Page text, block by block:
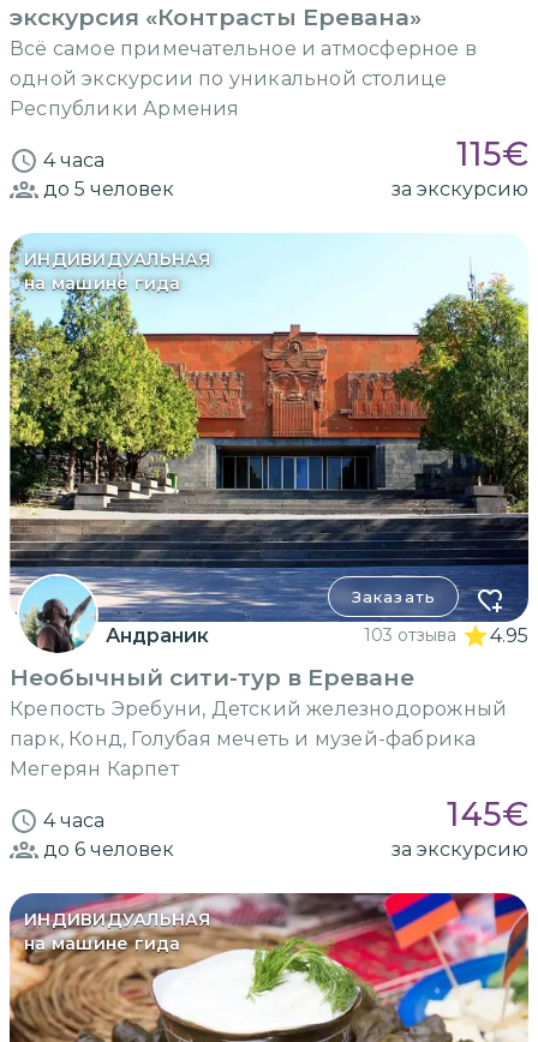
экскурсия «Контрасты Еревана»
Всё самое примечательное и атмосферное в
одной экскурсии по уникальной столице
Республики Армения
4 часа 115€
до 5 человек за экскурсию
ИНДИВИДУАЛЬНАЯ
на машине гида
Заказать
Андраник 103 отзыва 4.95
Необычный сити-тур в Ереване
Крепость Эребуни, Детский железнодорожный
парк, Конд, Голубая мечеть и музей-фабрика
Мегерян Карпет
4 часа 145€
до 6 человек за экскурсию
ИНДИВИДУАЛЬНАЯ
на машине гида